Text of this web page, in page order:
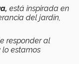
está inspirada en
del jardín,
responder al
lo estamos